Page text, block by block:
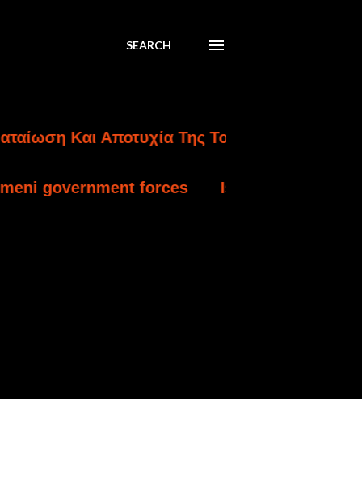
SEARCH
Αποτυχία Της Τουρκικής Εισβολής Στην
forces Israel charges settler over